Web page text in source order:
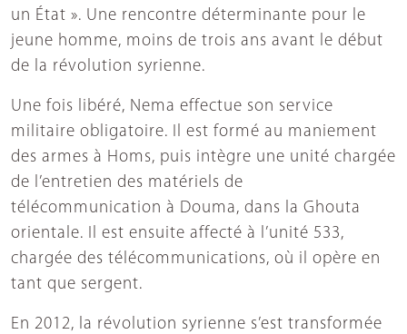
un État ». Une rencontre déterminante pour le
jeune homme, moins de trois ans avant le début
de la révolution syrienne.
Une fois libéré, Nema effectue son service
militaire obligatoire. Il est formé au maniement
des armes à Homs, puis intègre une unité chargée
de l’entretien des matériels de
télécommunication à Douma, dans la Ghouta
orientale. Il est ensuite affecté à l’unité 533,
chargée des télécommunications, où il opère en
tant que sergent.
En 2012, la révolution syrienne s’est transformée